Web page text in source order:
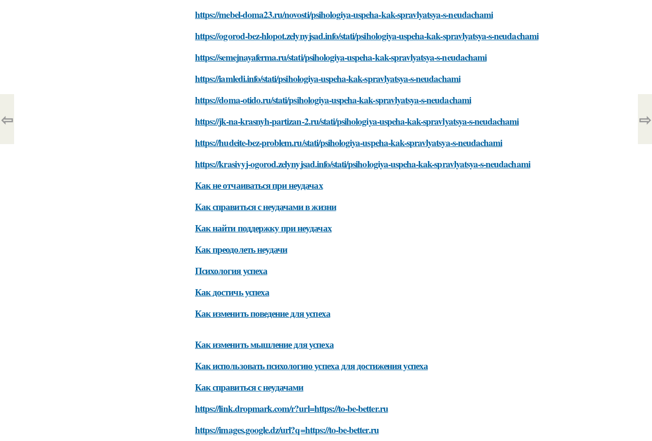
https://mebel-doma23.ru/novosti/psihologiya-uspeha-kak-spravlyatsya-s-neudachami
https://ogorod-bez-hlopot.zelynyjsad.info/stati/psihologiya-uspeha-kak-spravlyatsya-s-neudachami
https://semejnayaferma.ru/stati/psihologiya-uspeha-kak-spravlyatsya-s-neudachami
https://iamledi.info/stati/psihologiya-uspeha-kak-spravlyatsya-s-neudachami
https://doma-otido.ru/stati/psihologiya-uspeha-kak-spravlyatsya-s-neudachami
https://jk-na-krasnyh-partizan-2.ru/stati/psihologiya-uspeha-kak-spravlyatsya-s-neudachami
https://hudeite-bez-problem.ru/stati/psihologiya-uspeha-kak-spravlyatsya-s-neudachami
https://krasivyj-ogorod.zelynyjsad.info/stati/psihologiya-uspeha-kak-spravlyatsya-s-neudachami
Как не отчаиваться при неудачах
Как справиться с неудачами в жизни
Как найти поддержку при неудачах
Как преодолеть неудачи
Психология успеха
Как достичь успеха
Как изменить поведение для успеха
Как изменить мышление для успеха
Как использовать психологию успеха для достижения успеха
Как справиться с неудачами
https://link.dropmark.com/r?url=https://to-be-better.ru
https://images.google.dz/url?q=https://to-be-better.ru
⇦ ⇨